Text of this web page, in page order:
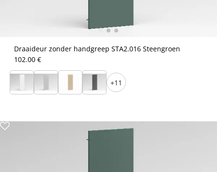
Draaideur zonder handgreep STA2.016 Steengroen
102.00 €
+11